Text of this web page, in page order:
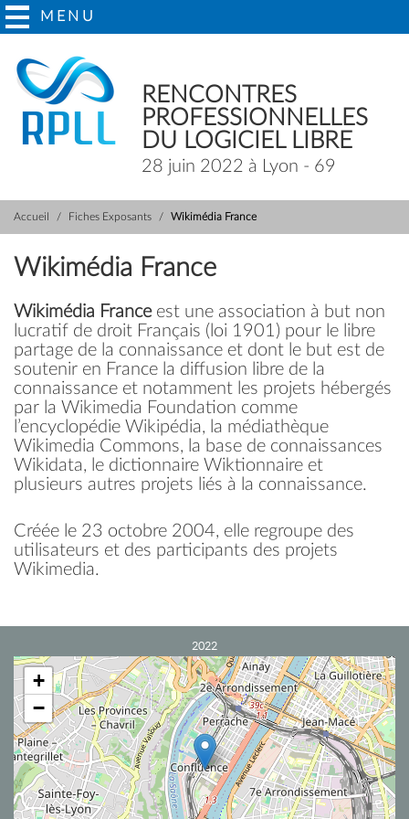
MENU
RENCONTRES
PROFESSIONNELLES
DU LOGICIEL LIBRE
28 juin 2022 à Lyon - 69
Accueil Fiches Exposants Wikimédia France
Wikimédia France
Wikimédia Franceest une association à but non
lucratif de droit Français (loi 1901) pour le libre
partage de la connaissance et dont le but est de
soutenir en France la diffusion libre de la
connaissance et notamment les projets hébergés
par la Wikimedia Foundation comme
l’encyclopédie Wikipédia, la médiathèque
Wikimedia Commons, la base de connaissances
Wikidata, le dictionnaire Wiktionnaire et
plusieurs autres projets liés à la connaissance.
Créée le 23 octobre 2004, elle regroupe des
utilisateurs et des participants des projets
Wikimedia.
2022
+
−